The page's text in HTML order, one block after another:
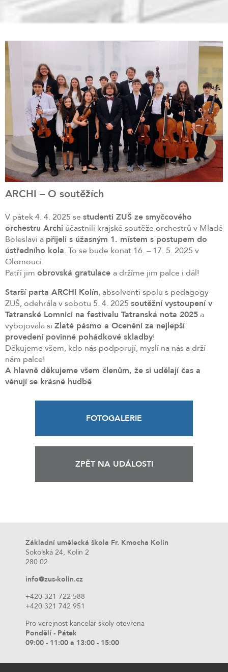
ARCHI – O soutěžích
V pátek 4. 4. 2025 se studenti ZUŠ ze smyčcového
orchestru Archi účastnili krajské soutěže orchestrů v Mladé
Boleslavi a přijeli s úžasným 1. místem s postupem do
ústředního kola. To se bude konat 16. – 17. 5. 2025 v
Olomouci.
Patří jim obrovská gratulace a držíme jim palce i dál!
Starší parta ARCHI Kolín, absolventi spolu s pedagogy
ZUŠ, odehrála v sobotu 5. 4. 2025 soutěžní vystoupení v
Tatranské Lomnici na festivalu Tatranská nota 2025a
vybojovala si Zlaté pásmo a Ocenění za nejlepší
provedení povinné pohádkové skladby!
Děkujeme všem, kdo nás podporují, myslí na nás a drží
nám palce!
A hlavně děkujeme všem členům, že si udělají čas a
věnují se krásné hudbě.
FOTOGALERIE
ZPĚT NA UDÁLOSTI
Základní umělecká škola Fr. Kmocha Kolín
Sokolská 24, Kolín 2
280 02
info@zus-kolin.cz
+420 321 722 588
+420 321 742 951
Pro veřejnost kancelář školy otevřena
Pondělí - Pátek
09:00 - 11:00 a 13:00 - 15:00